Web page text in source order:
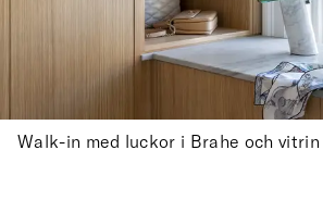
Walk-in med luckor i Brahe och vitrin